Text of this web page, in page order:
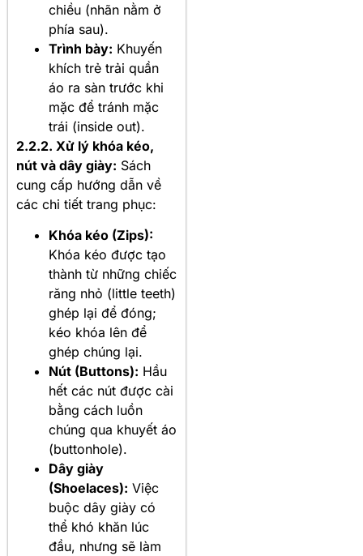
chiều (nhãn nằm ở
phía sau).
Trình bày: Khuyến
khích trẻ trải quần
áo ra sàn trước khi
mặc để tránh mặc
trái (inside out).
2.2.2. Xử lý khóa kéo,
nút và dây giày: Sách
cung cấp hướng dẫn về
các chi tiết trang phục:
Khóa kéo (Zips):
Khóa kéo được tạo
thành từ những chiếc
răng nhỏ (little teeth)
ghép lại để đóng;
kéo khóa lên để
ghép chúng lại.
Nút (Buttons): Hầu
hết các nút được cài
bằng cách luồn
chúng qua khuyết áo
(buttonhole).
Dây giày
(Shoelaces): Việc
buộc dây giày có
thể khó khăn lúc
đầu, nhưng sẽ làm